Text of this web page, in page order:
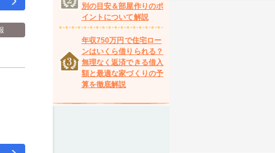
別の目安＆部屋作りのポ
イントについて解説
年収750万円で住宅ロー
ンはいくら借りられる？
無理なく返済できる借入
額と最適な家づくりの予
算を徹底解説